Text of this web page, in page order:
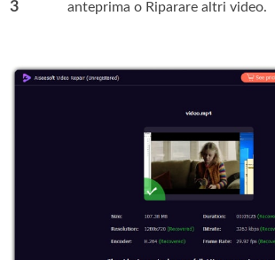
3 anteprima o Riparare altri video.